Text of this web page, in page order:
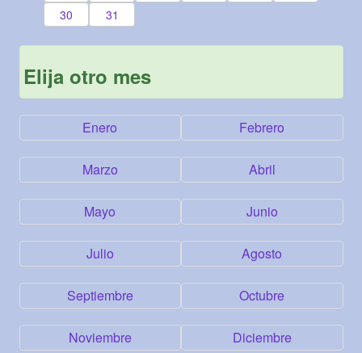
30
31
Elija otro mes
Enero Febrero
Marzo Abril
Mayo Junio
Julio Agosto
Septiembre Octubre
Noviembre Diciembre